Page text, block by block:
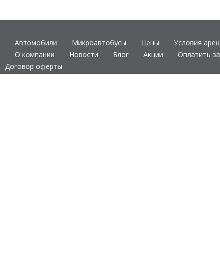
Автомобили Микроавтобусы Цены
Условия
О компании
Новости Блог Акции
Оплатить
Договор оферты